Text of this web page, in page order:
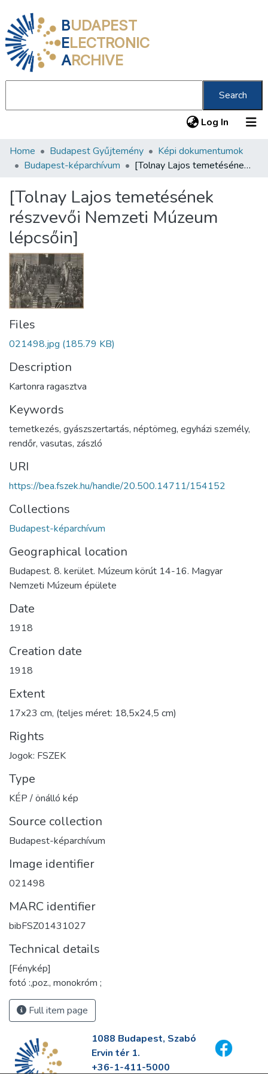
BUDAPEST
ELECTRONIC
ARCHIVE
Search
Log In (current)
Communities & Collections
Statistics
About us
Home Budapest Gyűjtemény
Képi dokumentumok
Budapest-képarchívum
[Tolnay Lajos temetésének részvevői Nemzeti Múzeum lépcsőin]
[Tolnay Lajos temetésének
részvevői Nemzeti Múzeum
lépcsőin]
Files
021498.jpg (185.79 KB)
Description
Kartonra ragasztva
Keywords
temetkezés, gyászszertartás, néptömeg, egyházi személy,
rendőr, vasutas, zászló
URI
https://bea.fszek.hu/handle/20.500.14711/154152
Collections
Budapest-képarchívum
Geographical location
Budapest. 8. kerület. Múzeum körút 14-16. Magyar
Nemzeti Múzeum épülete
Date
1918
Creation date
1918
Extent
17x23 cm, (teljes méret: 18,5x24,5 cm)
Rights
Jogok: FSZEK
Type
KÉP / önálló kép
Source collection
Budapest-képarchívum
Image identifier
021498
MARC identifier
bibFSZ01431027
Technical details
[Fénykép]
fotó :,poz., monokróm ;
Full item page
1088 Budapest, Szabó
Ervin tér 1.
+36-1-411-5000